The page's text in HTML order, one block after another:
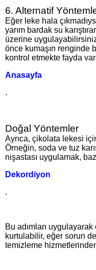
6. Alternatif
Eğer leke hala
yarım bardak su
üzerine
önce kumaşın renginde
kontrol etmekte fayda
Anasayfa
.
Doğal Yöntemler
Ayrıca, çikolata lekesi
Örneğin, soda ve tuz
nişastası uygulamak,
Dekordiyon
.
Bu adımları
kurtulabilir, eğer sorun
temizleme